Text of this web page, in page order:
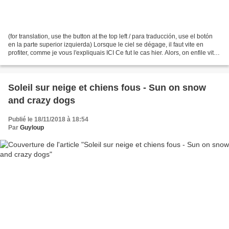
(for translation, use the button at the top left / para traducción, use el botón
en la parte superior izquierda) Lorsque le ciel se dégage, il faut vite en
profiter, comme je vous l'expliquais ICI Ce fut le cas hier. Alors, on enfile vite
Soleil sur neige et chiens fous - Sun on snow
and crazy dogs
Publié le 18/11/2018 à 18:54
Par Guyloup